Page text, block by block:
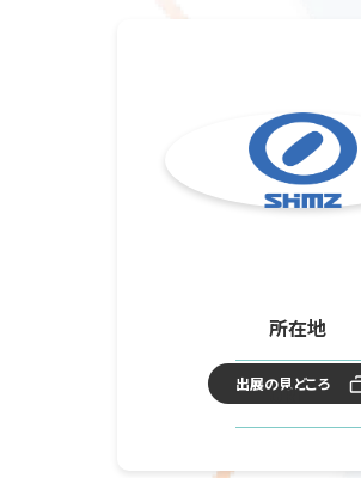
出展の見どころ
所在地
URL